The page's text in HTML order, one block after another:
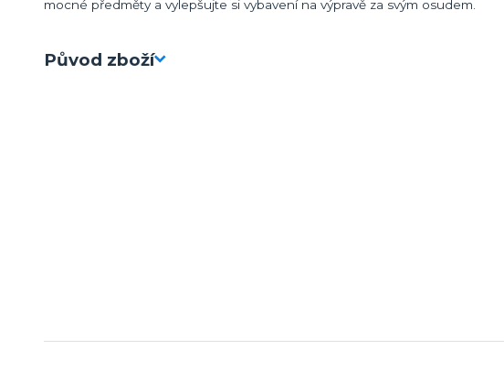
mocné předměty a vylepšujte si vybavení na výpravě za svým osudem.
Původ zboží